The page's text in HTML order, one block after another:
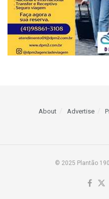
About Advertise
© 2025 Plantão